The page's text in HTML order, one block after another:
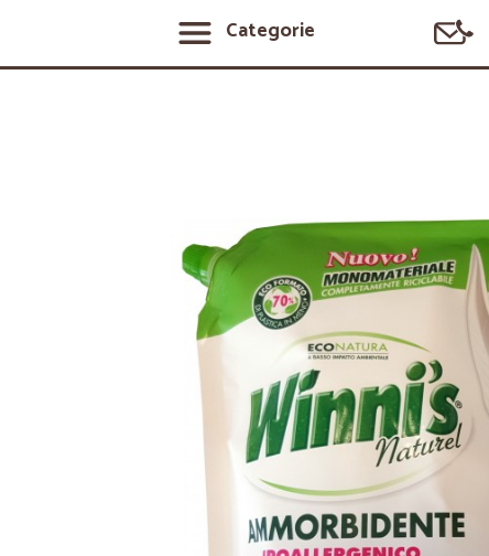
Categorie